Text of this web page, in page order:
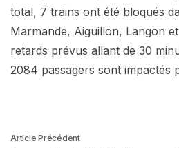
total, 7 trains ont été bloqués
Marmande, Aiguillon, Langon
retards prévus allant de 30
2084 passagers sont impactés
Article Précédent